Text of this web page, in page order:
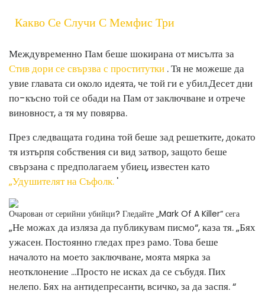
Какво Се Случи С Мемфис Три
Междувременно Пам беше шокирана от мисълта за
Стив дори се свързва с проститутки . Тя не можеше да
увие главата си около идеята, че той ги е убил.Десет дни
по-късно той се обади на Пам от заключване и отрече
виновност, а тя му повярва.
През следващата година той беше зад решетките, докато
тя изтърпя собствения си вид затвор, защото беше
свързана с предполагаем убиец, известен като
„Удушителят на Съфолк. '
Очарован от серийни убийци? Гледайте „Mark Of A Killer“ сега
„Не можах да изляза да публикувам писмо“, каза тя. „Бях
ужасен. Постоянно гледах през рамо. Това беше
началото на моето заключване, моята мярка за
неотклонение ...Просто не исках да се събудя. Пих
нелепо. Бях на антидепресанти, всичко, за да заспя. “